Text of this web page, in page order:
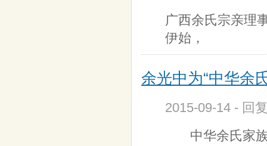
广西余氏宗亲理
伊始，
余光中为“中华余
2015-09-14 - 回
中华余氏家族